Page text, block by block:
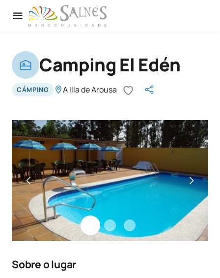
Camping El Edén
CÁMPING A Illa de Arousa
Sobre o lugar